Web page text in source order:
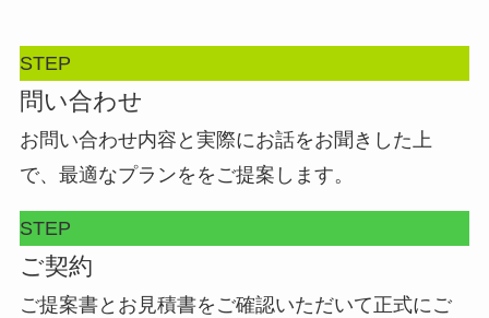
STEP
問い合わせ
お問い合わせ内容と実際にお話をお聞きした上
で、最適なプランををご提案します。
STEP
ご契約
ご提案書とお見積書をご確認いただいて正式にご